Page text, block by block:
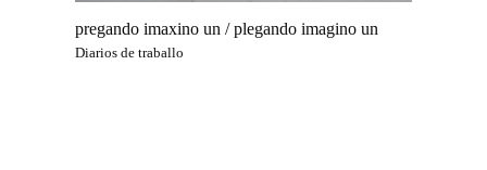
pregando imaxino un / plegando imagino un
Diarios de traballo